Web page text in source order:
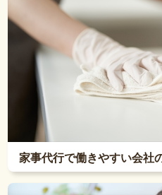
家事代行で働きやすい会社